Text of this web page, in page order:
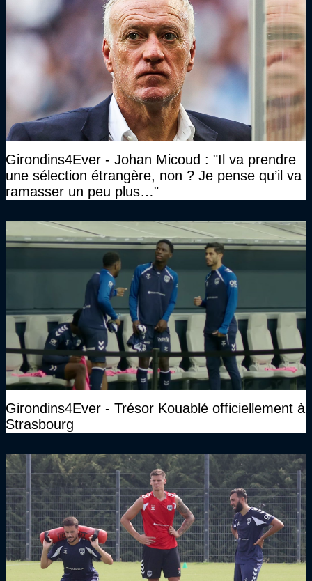
Girondins4Ever - Johan Micoud : "Il va prendre
une sélection étrangère, non ? Je pense qu’il va
ramasser un peu plus…"
Girondins4Ever - Trésor Kouablé officiellement à
Strasbourg